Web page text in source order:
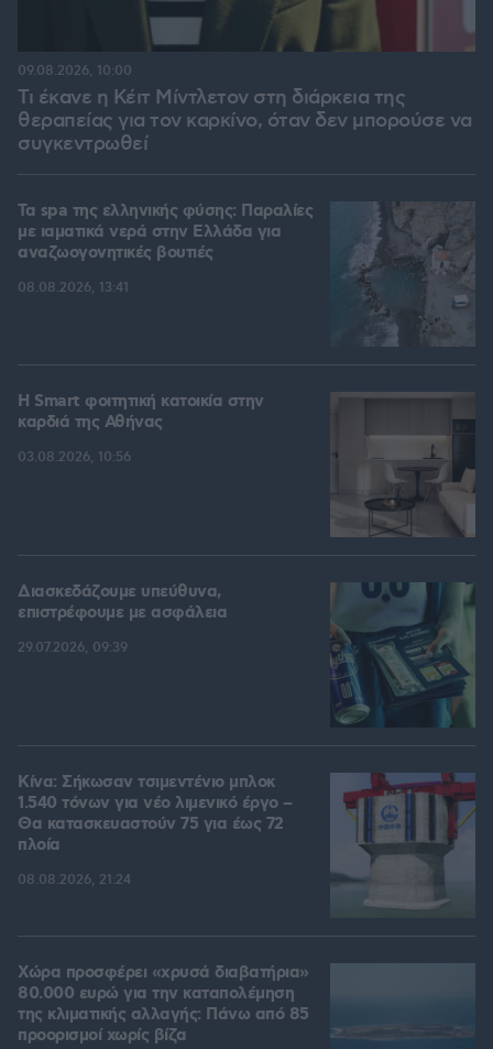
Τι έκανε η Κέιτ Μίντλετον στη διάρκεια της
θεραπείας για τον καρκίνο, όταν δεν μπορούσε να
συγκεντρωθεί
09.08.2026, 10:00
Τα spa της ελληνικής φύσης: Παραλίες
με ιαματικά νερά στην Ελλάδα για
αναζωογονητικές βουτιές
08.08.2026, 13:41
Η Smart φοιτητική κατοικία στην
καρδιά της Αθήνας
03.08.2026, 10:56
Διασκεδάζουμε υπεύθυνα,
επιστρέφουμε με ασφάλεια
29.07.2026, 09:39
Κίνα: Σήκωσαν τσιμεντένιο μπλοκ
1.540 τόνων για νέο λιμενικό έργο –
Θα κατασκευαστούν 75 για έως 72
πλοία
08.08.2026, 21:24
Χώρα προσφέρει «χρυσά διαβατήρια»
80.000 ευρώ για την καταπολέμηση
της κλιματικής αλλαγής: Πάνω από 85
προορισμοί χωρίς βίζα